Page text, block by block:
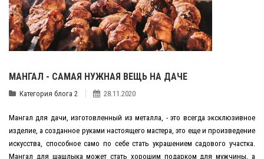
МАНГАЛ - САМАЯ НУЖНАЯ ВЕЩЬ НА ДАЧЕ
Категория блога 2 28.11.2020
Мангал для дачи, изготовленный из металла, - это всегда эксклюзивное
изделие, а созданное руками настоящего мастера, это еще и произведение
искусства, способное само по себе стать украшением садового участка.
Мангал для шашлыка может стать хорошим подарком для мужчины, а